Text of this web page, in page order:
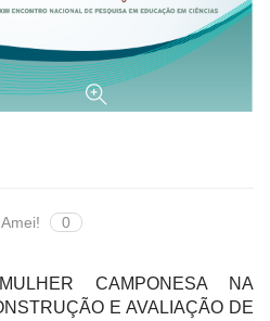
Amei! 0
CAMPONESA NA
E AVALIAÇÃO DE